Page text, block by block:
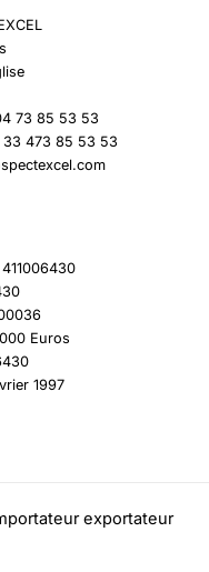
73 85 53 53
473 85 53 53
Euros
1997
exportateur